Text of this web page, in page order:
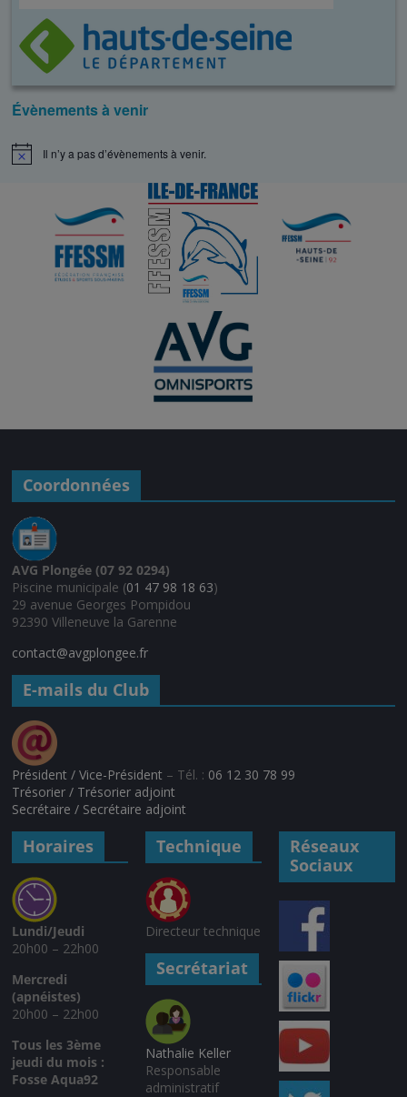
Évènements à venir
N
Il n’y a pas d’évènements à venir.
Coordonnées
AVG Plongée (07 92 0294)
Piscine municipale (01 47 98 18 63)
29 avenue Georges Pompidou
92390 Villeneuve la Garenne
contact@avgplongee.fr
E-mails du Club
Président / Vice-Président – Tél. : 06 12 30 78 99
Trésorier / Trésorier adjoint
Secrétaire / Secrétaire adjoint
Horaires
Lundi/Jeudi
20h00 – 22h00
Mercredi
(apnéistes)
20h00 – 22h00
Tous les 3ème
jeudi du mois :
Fosse Aqua92
Technique
Directeur technique
Secrétariat
Nathalie Keller
Responsable
administratif
Réseaux
Sociaux